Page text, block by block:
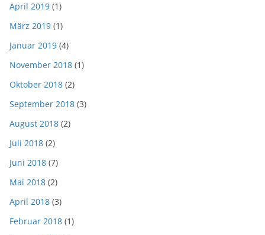
April 2019 (1)
März 2019 (1)
Januar 2019 (4)
November 2018 (1)
Oktober 2018 (2)
September 2018 (3)
August 2018 (2)
Juli 2018 (2)
Juni 2018 (7)
Mai 2018 (2)
April 2018 (3)
Februar 2018 (1)